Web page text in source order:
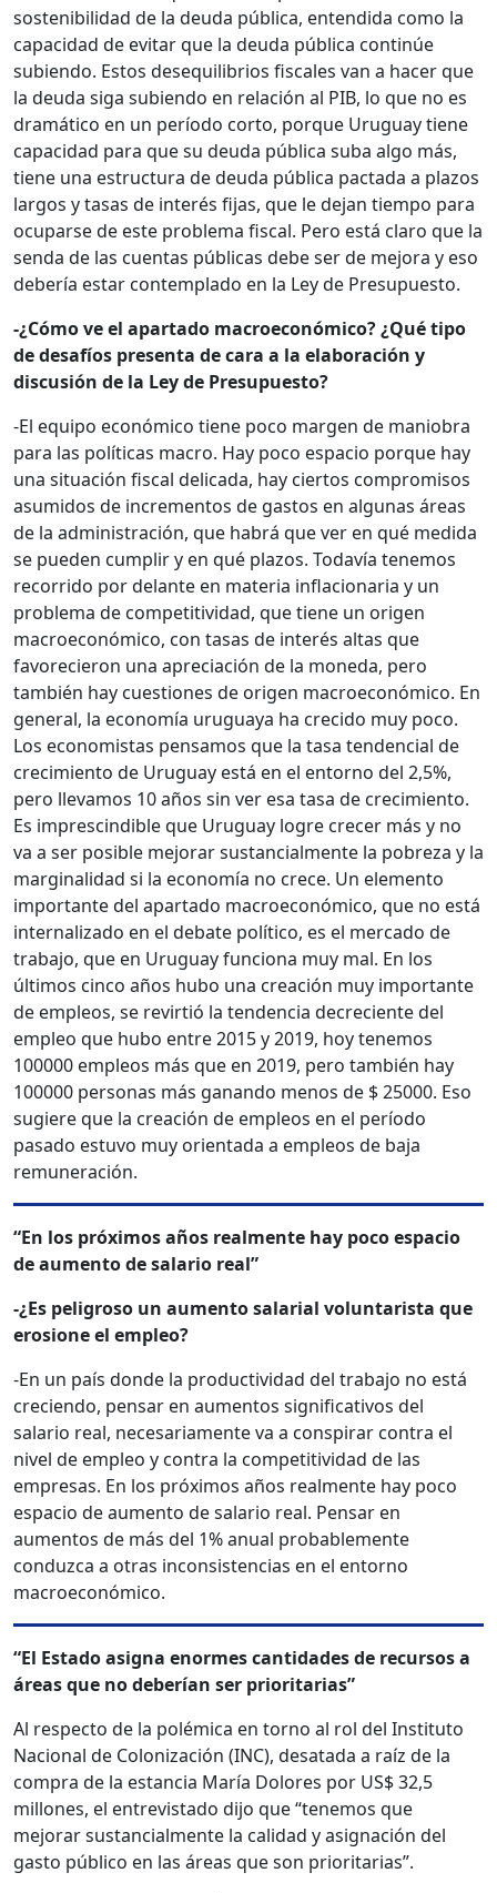
sostenibilidad de la deuda pública, entendida como la
capacidad de evitar que la deuda pública continúe
subiendo. Estos desequilibrios fiscales van a hacer que
la deuda siga subiendo en relación al PIB, lo que no es
dramático en un período corto, porque Uruguay tiene
capacidad para que su deuda pública suba algo más,
tiene una estructura de deuda pública pactada a plazos
largos y tasas de interés fijas, que le dejan tiempo para
ocuparse de este problema fiscal. Pero está claro que la
senda de las cuentas públicas debe ser de mejora y eso
debería estar contemplado en la Ley de Presupuesto.
-¿Cómo ve el apartado macroeconómico? ¿Qué tipo
de desafíos presenta de cara a la elaboración y
discusión de la Ley de Presupuesto?
-El equipo económico tiene poco margen de maniobra
para las políticas macro. Hay poco espacio porque hay
una situación fiscal delicada, hay ciertos compromisos
asumidos de incrementos de gastos en algunas áreas
de la administración, que habrá que ver en qué medida
se pueden cumplir y en qué plazos. Todavía tenemos
recorrido por delante en materia inflacionaria y un
problema de competitividad, que tiene un origen
macroeconómico, con tasas de interés altas que
favorecieron una apreciación de la moneda, pero
también hay cuestiones de origen macroeconómico. En
general, la economía uruguaya ha crecido muy poco.
Los economistas pensamos que la tasa tendencial de
crecimiento de Uruguay está en el entorno del 2,5%,
pero llevamos 10 años sin ver esa tasa de crecimiento.
Es imprescindible que Uruguay logre crecer más y no
va a ser posible mejorar sustancialmente la pobreza y la
marginalidad si la economía no crece. Un elemento
importante del apartado macroeconómico, que no está
internalizado en el debate político, es el mercado de
trabajo, que en Uruguay funciona muy mal. En los
últimos cinco años hubo una creación muy importante
de empleos, se revirtió la tendencia decreciente del
empleo que hubo entre 2015 y 2019, hoy tenemos
100000 empleos más que en 2019, pero también hay
100000 personas más ganando menos de $ 25000. Eso
sugiere que la creación de empleos en el período
pasado estuvo muy orientada a empleos de baja
remuneración.
“En los próximos años realmente hay poco espacio
de aumento de salario real”
-¿Es peligroso un aumento salarial voluntarista que
erosione el empleo?
-En un país donde la productividad del trabajo no está
creciendo, pensar en aumentos significativos del
salario real, necesariamente va a conspirar contra el
nivel de empleo y contra la competitividad de las
empresas. En los próximos años realmente hay poco
espacio de aumento de salario real. Pensar en
aumentos de más del 1% anual probablemente
conduzca a otras inconsistencias en el entorno
macroeconómico.
“El Estado asigna enormes cantidades de recursos a
áreas que no deberían ser prioritarias”
Al respecto de la polémica en torno al rol del Instituto
Nacional de Colonización (INC), desatada a raíz de la
compra de la estancia María Dolores por US$ 32,5
millones, el entrevistado dijo que “tenemos que
mejorar sustancialmente la calidad y asignación del
gasto público en las áreas que son prioritarias”.